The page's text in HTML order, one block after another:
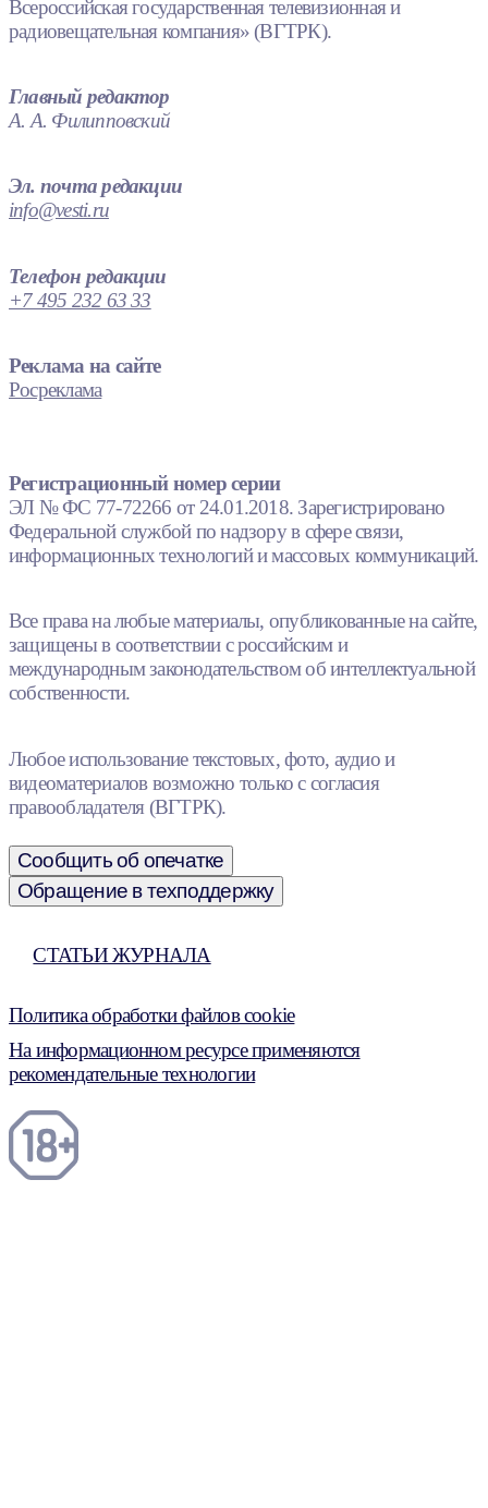
Всероссийская государственная телевизионная и
радиовещательная компания» (ВГТРК).
Главный редактор
А. А. Филипповский
Эл. почта редакции
info@vesti.ru
Телефон редакции
+7 495 232 63 33
Реклама на сайте
Росреклама
Регистрационный номер серии
ЭЛ № ФС 77-72266 от 24.01.2018. Зарегистрировано
Федеральной службой по надзору в сфере связи,
информационных технологий и массовых коммуникаций.
Все права на любые материалы, опубликованные на сайте,
защищены в соответствии с российским и
международным законодательством об интеллектуальной
собственности.
Любое использование текстовых, фото, аудио и
видеоматериалов возможно только с согласия
правообладателя (ВГТРК).
Сообщить об опечатке
Обращение в техподдержку
СТАТЬИ ЖУРНАЛА
Политика обработки файлов cookie
На информационном ресурсе применяются
рекомендательные технологии